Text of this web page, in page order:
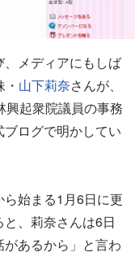
、メディアにもしば
山下莉奈さんが、
興起衆院議員の事務
ログで明かしてい
まる1月6日に更
、莉奈さんは6日
あるから」と言わ